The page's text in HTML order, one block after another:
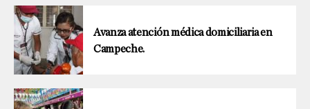
Avanza atención médica domiciliaria en
Campeche.